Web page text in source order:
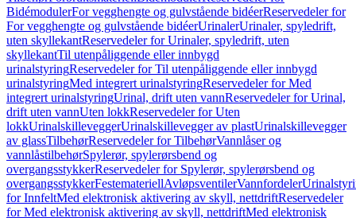
BidémodulerFor vegghengte og gulvstående bidéerReservedeler for
For vegghengte og gulvstående bidéerUrinalerUrinaler, spyledrift,
uten skyllekantReservedeler for Urinaler, spyledrift, uten
skyllekantTil utenpåliggende eller innbygd
urinalstyringReservedeler for Til utenpåliggende eller innbygd
urinalstyringMed integrert urinalstyringReservedeler for Med
integrert urinalstyringUrinal, drift uten vannReservedeler for Urinal,
drift uten vannUten lokkReservedeler for Uten
lokkUrinalskilleveggerUrinalskillevegger av plastUrinalskillevegger
av glassTilbehørReservedeler for TilbehørVannlåser og
vannlåstilbehørSpylerør, spylerørsbend og
overgangsstykkerReservedeler for Spylerør, spylerørsbend og
overgangsstykkerFestemateriellAvløpsventilerVannfordeler
for InnfeltMed elektronisk aktivering av skyll, nettdriftReservedeler
for Med elektronisk aktivering av skyll, nettdriftMed elektronisk